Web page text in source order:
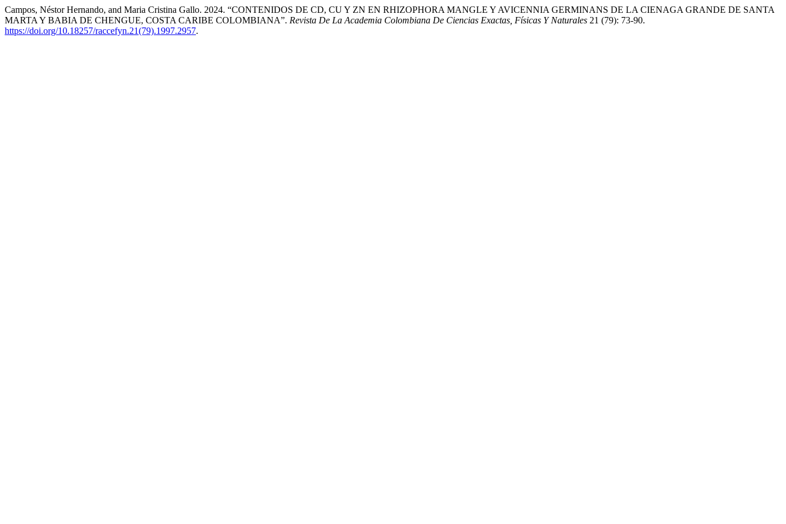
Campos, Néstor Hernando, and Maria Cristina Gallo. 2024. “CONTENIDOS DE CD, CU Y ZN EN RHIZOPHORA MANGLE Y AVICENNIA GERMINANS DE LA CIENAGA GRANDE DE SANTA
MARTA Y BABIA DE CHENGUE, COSTA CARIBE COLOMBIANA”. Revista De La Academia Colombiana De Ciencias Exactas, Físicas Y Naturales 21 (79): 73-90.
https://doi.org/10.18257/raccefyn.21(79).1997.2957.